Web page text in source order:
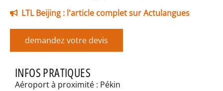
LTL Beijing : l'article complet sur Actulangues
demandez votre devis
INFOS PRATIQUES
Aéroport à proximité : Pékin